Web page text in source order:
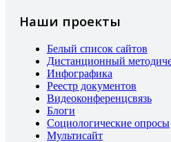
Наши проекты
Белый список сайтов
Дистанционный
Инфографика
Реестр документов
Видеоконференцсвязь
Блоги
Социологические опросы
Мультисайт